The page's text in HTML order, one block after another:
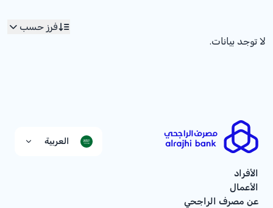
فرز حسب
لا توجد بيانات.
العربية
الأفراد
الأعمال
عن مصرف الراجحي